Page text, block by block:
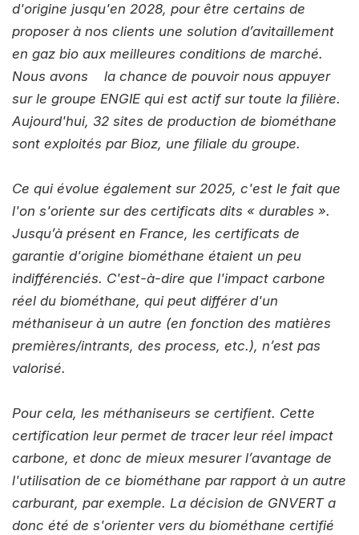
d'origine jusqu'en 2028, pour être certains de
proposer à nos clients une solution d’avitaillement
en gaz bio aux meilleures conditions de marché.
Nous avons la chance de pouvoir nous appuyer
sur le groupe ENGIE qui est actif sur toute la filière.
Aujourd'hui, 32 sites de production de biométhane
sont exploités par Bioz, une filiale du groupe.
Ce qui évolue également sur 2025, c'est le fait que
l'on s'oriente sur des certificats dits « durables ».
Jusqu’à présent en France, les certificats de
garantie d'origine biométhane étaient un peu
indifférenciés. C'est-à-dire que l'impact carbone
réel du biométhane, qui peut différer d'un
méthaniseur à un autre (en fonction des matières
premières/intrants, des process, etc.), n’est pas
valorisé.
Pour cela, les méthaniseurs se certifient. Cette
certification leur permet de tracer leur réel impact
carbone, et donc de mieux mesurer l’avantage de
l'utilisation de ce biométhane par rapport à un autre
carburant, par exemple. La décision de GNVERT a
donc été de s'orienter vers du biométhane certifié